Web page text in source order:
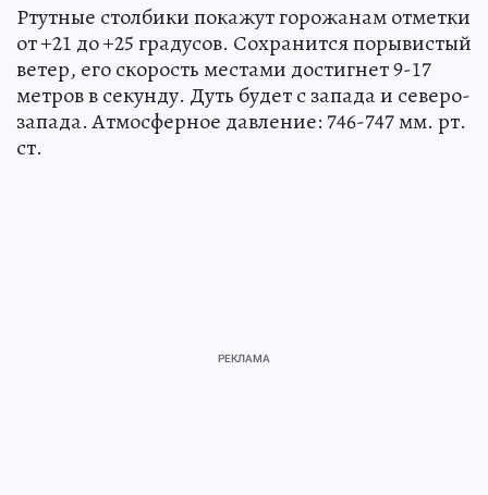
Ртутные столбики покажут горожанам отметки
от +21 до +25 градусов. Сохранится порывистый
ветер, его скорость местами достигнет 9-17
метров в секунду. Дуть будет с запада и северо-
запада. Атмосферное давление: 746-747 мм. рт.
ст.